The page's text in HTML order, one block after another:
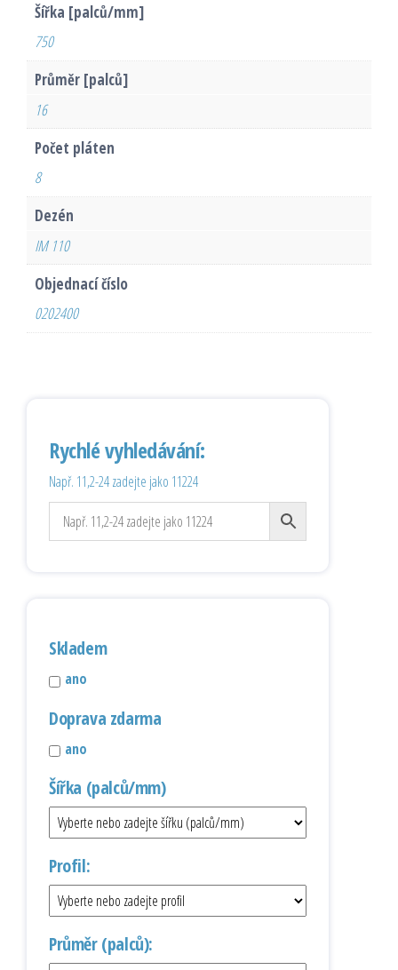
Šířka [palců/mm]
750
Průměr [palců]
16
Počet pláten
8
Dezén
IM 110
Objednací číslo
0202400
Rychlé vyhledávání:
Např. 11,2-24 zadejte jako 11224
Skladem
ano
Doprava zdarma
ano
Šířka (palců/mm)
Profil:
Průměr (palců):